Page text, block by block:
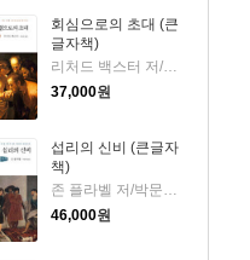
회심으로의 초대 (큰
글자책)
리처드 백스터 저/박문재 역
37,000원
섭리의 신비 (큰글자
책)
존 플라벨 저/박문재 역
46,000원